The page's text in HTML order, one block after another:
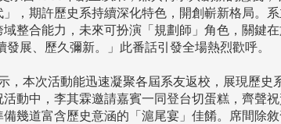
，期許歷史系持續深化特色，開創嶄新格局。
整合能力，未來可扮演「規劃師」角色，關鍵
展、歷久彌新。」此番話引發全場熱烈歡呼。
，本次活動能迅速凝聚各屆系友返校，展現歷
動中，李其霖邀請嘉賓一同登台切蛋糕，齊聲
幾道富含歷史意涵的「滬尾宴」佳餚。席間除